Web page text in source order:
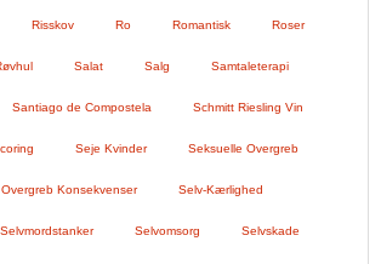
Risskov Ro Romantisk Roser
Salat Salg Samtaleterapi
Santiago de Compostela Schmitt Riesling Vin
Seje Kvinder Seksuelle Overgreb
Konsekvenser Selv-Kærlighed
Selvmordstanker Selvomsorg Selvskade